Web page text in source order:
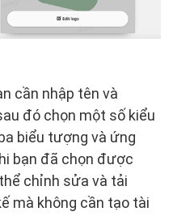
cần nhập tên và
đó chọn một số kiểu
biểu tượng và ứng
bạn đã chọn được
chỉnh sửa và tải
mà không cần tạo tài